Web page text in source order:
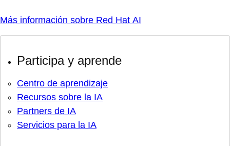
Más información sobre Red Hat AI
Participa y aprende
Centro de aprendizaje
Recursos sobre la IA
Partners de IA
Servicios para la IA